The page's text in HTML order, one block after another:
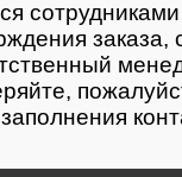
заказа,